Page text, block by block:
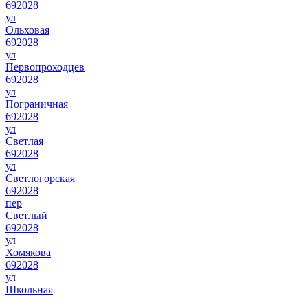
692028
ул
Ольховая
692028
ул
Первопроходцев
692028
ул
Пограничная
692028
ул
Светлая
692028
ул
Светлогорская
692028
пер
Светлый
692028
ул
Хомякова
692028
ул
Школьная